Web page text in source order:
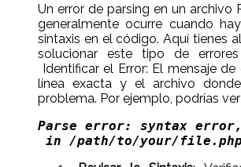
Un error de parsing en un archivo
generalmente ocurre cuando
sintaxis en el código. Aquí tienes
solucionar este tipo de
Identificar el Error: El mensaje
línea exacta y el archivo
problema. Por ejemplo, podrías
Parse error: syntax
in /path/to/your/